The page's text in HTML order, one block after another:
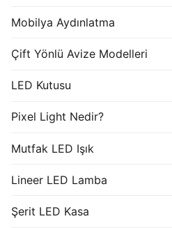
Mobilya Aydınlatma
Çift Yönlü Avize Modelleri
LED Kutusu
Pixel Light Nedir?
Mutfak LED Işık
Lineer LED Lamba
Şerit LED Kasa